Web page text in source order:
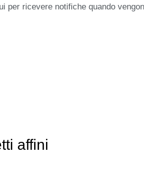
per ricevere notifiche quando
affini